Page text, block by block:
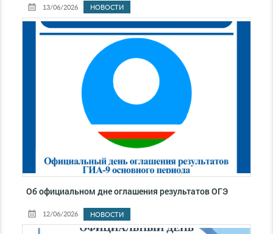
13/06/2026 НОВОСТИ
Об официальном дне оглашения результатов ОГЭ
12/06/2026 НОВОСТИ